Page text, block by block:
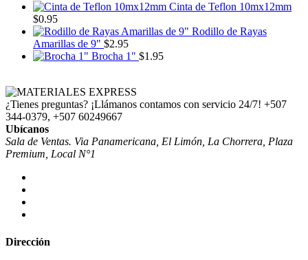
Cinta de Teflon 10mx12mm
$0.95
Rodillo de Rayas
Amarillas de 9" $2.95
Brocha 1" $1.95
¿Tienes preguntas? ¡Llámanos contamos con servicio 24/7! +507
344-0379, +507 60249667
Ubícanos
Sala de Ventas. Via Panamericana, El Limón, La Chorrera, Plaza
Premium, Local N°1
Dirección